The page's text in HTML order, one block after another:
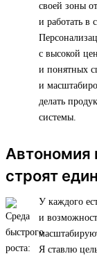
своей зоны
и работать в
с высокой
и понятных
и
делать
системы.
Автономия
строят
У каждого
и
Я ставлю